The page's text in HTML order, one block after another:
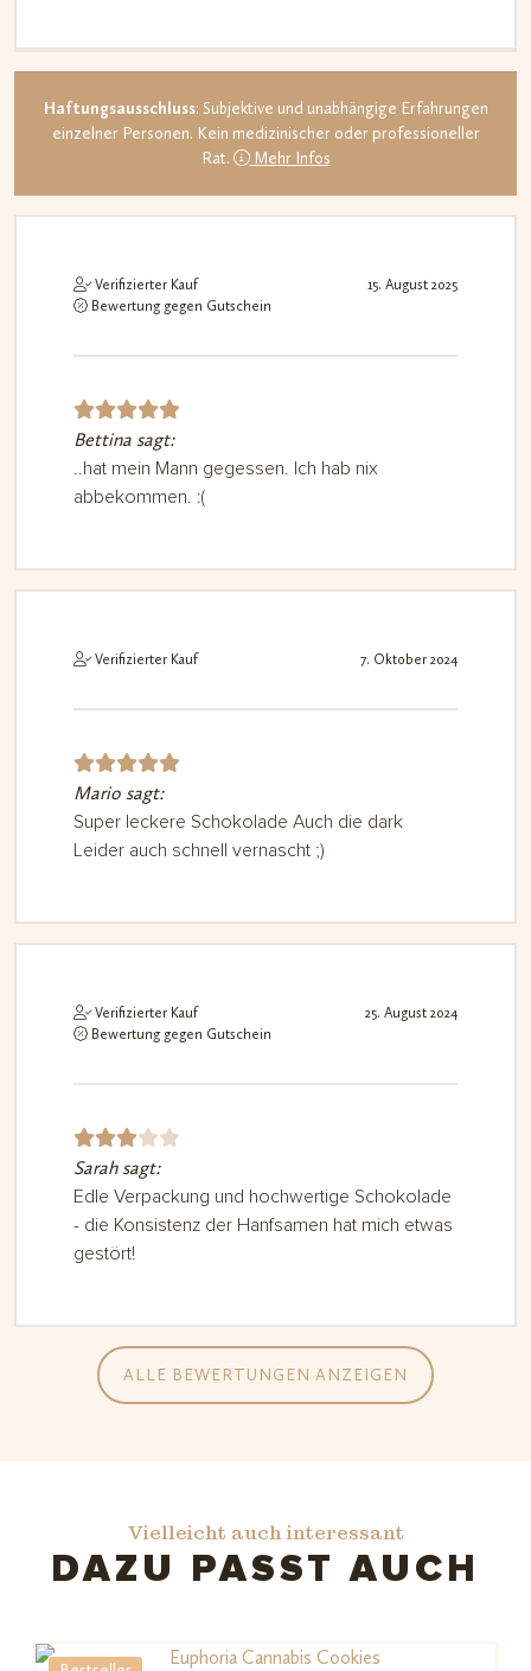
Haftungsausschluss: Subjektive und unabhängige Erfahrungen
einzelner Personen. Kein medizinischer oder professioneller
Rat.
Mehr Infos
Verifizierter Kauf
Bewertung gegen Gutschein
15. August 2025
Bewerte
t mit5
von 5
Bettina sagt:
..hat mein Mann gegessen. Ich hab nix
abbekommen. :(
Verifizierter Kauf 7. Oktober 2024
Bewerte
t mit5
von 5
Mario sagt:
Super leckere Schokolade Auch die dark
Leider auch schnell vernascht ;)
Verifizierter Kauf
Bewertung gegen Gutschein
25. August 2024
Bewe
rtet
mit3
von
Sarah sagt:
Edle Verpackung und hochwertige Schokolade
- die Konsistenz der Hanfsamen hat mich etwas
gestört!
ALLE BEWERTUNGEN ANZEIGEN
Vielleicht auch interessant
DAZU PASST AUCH